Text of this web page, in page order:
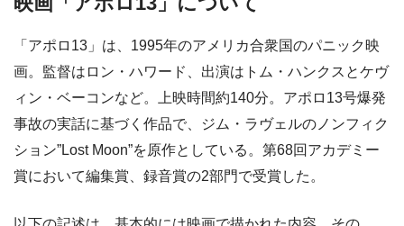
「アポロ13」は、1995年のアメリカ合衆国のパニック映
画。監督はロン・ハワード、出演はトム・ハンクスとケヴ
ィン・ベーコンなど。上映時間約140分。アポロ13号爆発
事故の実話に基づく作品で、ジム・ラヴェルのノンフィク
ション”Lost Moon”を原作としている。第68回アカデミー
賞において編集賞、録音賞の2部門で受賞した。